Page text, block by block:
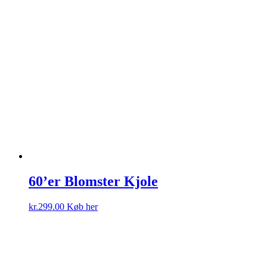
60’er Blomster Kjole
kr.299.00 Køb her